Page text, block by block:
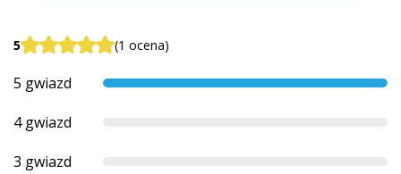
5 (1 ocena)
5 gwiazd
4 gwiazd
3 gwiazd